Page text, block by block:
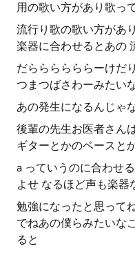
用の歌い方があり歌っ
流行り歌の歌い方があ
楽器に合わせるとあの
だららららららーけだ
つまつばさわーみたい
あの発生になるんじゃ
後輩の先生お医者さん
ギターとかのベースと
a っていうのに合わせ
よせ なるほど声も楽器
勉強になったと思って
でねあの僕らみたいな
ると